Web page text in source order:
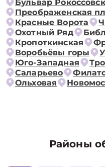
Бульвар
Преображенская
Красные Ворота
Охотный Ряд
Кропоткинская
Воробьёвы горы
Юго-Западная
Саларьево
Ольховая
Районы